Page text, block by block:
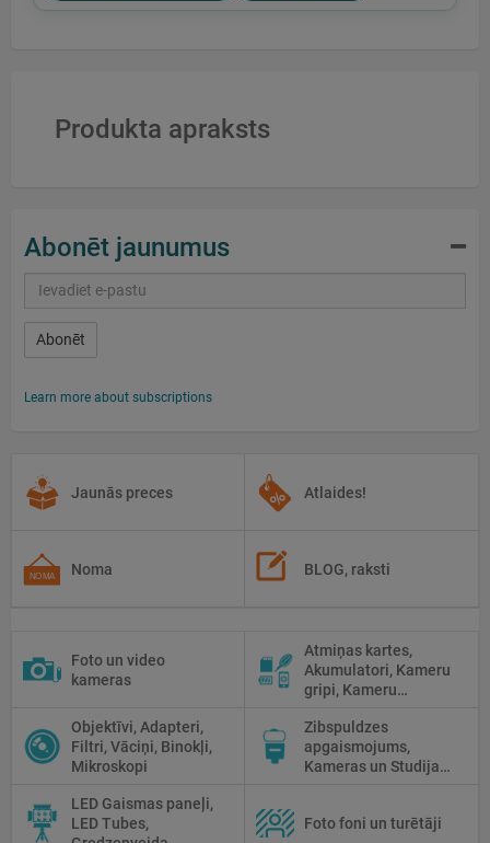
Produkta apraksts
Abonēt jaunumus
Abonēt
Learn more about subscriptions
Jaunās preces Atlaides!
Noma BLOG, raksti
Foto un video
kameras
Atmiņas kartes,
Akumulatori, Kameru
gripi, Kameru
tīrīšanai
Objektīvi, Adapteri,
Filtri, Vāciņi, Binokļi,
Mikroskopi
Zibspuldzes
apgaismojums,
Kameras un Studijas
LED Gaismas paneļi,
LED Tubes,
Foto foni un turētāji